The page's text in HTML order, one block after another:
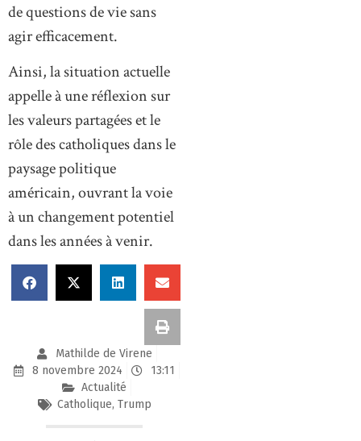
de questions de vie sans
agir efficacement.
Ainsi, la situation actuelle
appelle à une réflexion sur
les valeurs partagées et le
rôle des catholiques dans le
paysage politique
américain, ouvrant la voie
à un changement potentiel
dans les années à venir.
Mathilde de Virene
8 novembre 2024
13:11
Actualité
Catholique, Trump